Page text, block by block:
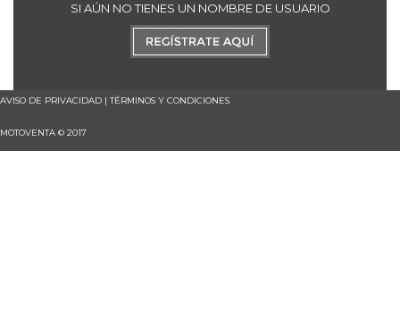
SI AÚN NO TIENES UN NOMBRE DE USUARIO
AVISO DE PRIVACIDAD |TÉRMINOS Y CONDICIONES
MOTOVENTA © 2017